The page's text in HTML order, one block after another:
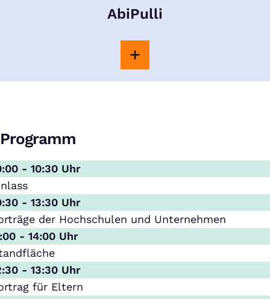
AbiPulli
Programm
- 10:30 Uhr
- 13:30 Uhr
der Hochschulen und Unternehmen
- 14:00 Uhr
- 13:30 Uhr
für Eltern